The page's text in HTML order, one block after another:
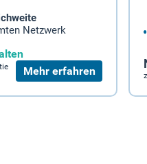
Netzwerk
Mehr erfahren